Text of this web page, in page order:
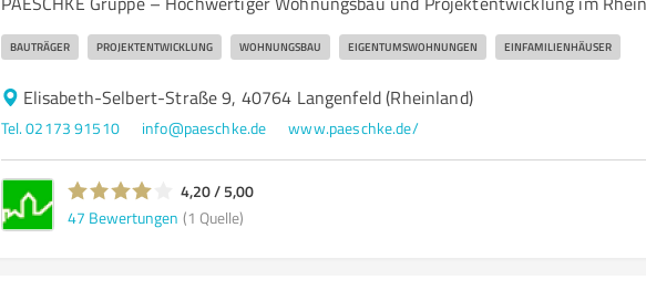
BAUTRÄGER PROJEKTENTWICKLUNG WOHNUNGSBAU EIGENTUMSWOHNUNGEN EINFAMILIENHÄUSER
Elisabeth-Selbert-Straße 9, 40764 Langenfeld (Rheinland)
Tel. 02173 91510 info@paeschke.de www.paeschke.de/
4,20 / 5,00
47 Bewertungen (1 Quelle)